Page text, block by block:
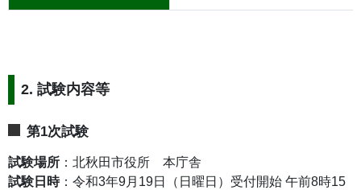
2. 試験内容等
第1次試験
試験場所 ：北秋田市役所 本庁舎
試験日時：令和3年9月19日（日曜日）受付開始 午前8時15